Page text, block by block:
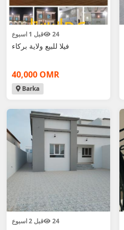
قبل 1 اسبوع 24
فيلا للبيع ولاية بركاء
40,000 OMR
Barka
قبل 2 اسبوع 24